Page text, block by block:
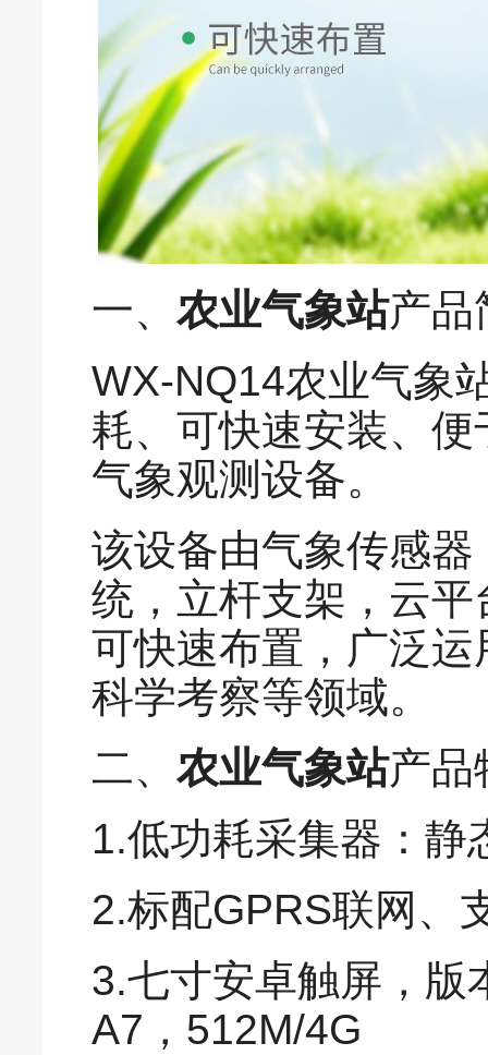
一、农业气象站产品
WX-NQ14农业气象
耗、可快速安装、
气象观测设备。
该设备由气象传感
统，立杆支架，云
可快速布置，广泛
科学考察等领域。
二、农业气象站产品
1.低功耗采集器：静
2.标配GPRS联网、
3.七寸安卓触屏，
A7，512M/4G